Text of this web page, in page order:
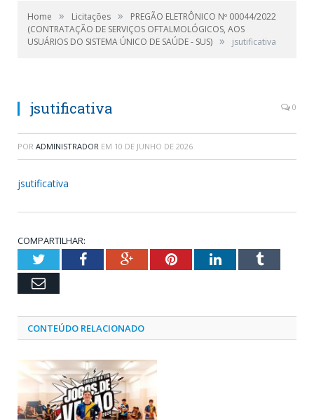
Home » Licitações »
PREGÃO ELETRÔNICO Nº 00044/2022
(CONTRATAÇÃO DE SERVIÇOS OFTALMOLÓGICOS, AOS
USUÁRIOS DO SISTEMA ÚNICO DE SAÚDE - SUS) » jsutificativa
jsutificativa 0
POR ADMINISTRADOR EM 10 DE JUNHO DE 2026
jsutificativa
COMPARTILHAR:
TwitterFacebookGoogle+PinterestLinkedInTumblr
Email
CONTEÚDO RELACIONADO